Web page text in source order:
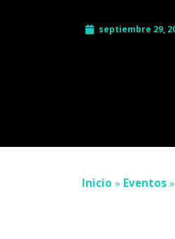
septiembre 29,
Inicio » Eventos »